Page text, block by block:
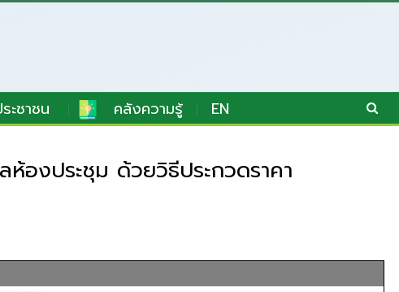
ะชาชน คลังความรู้ EN
ห้องประชุม ด้วยวิธีประกวดราคา